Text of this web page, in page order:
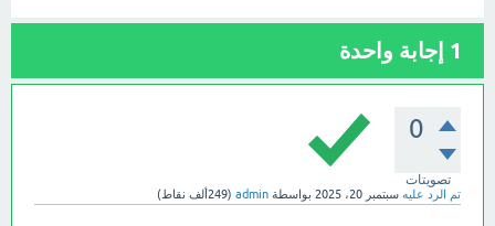
1 إجابة واحدة
0
تصويتات
تم الرد عليه سبتمبر 20، 2025 بواسطة admin
(249ألف نقاط)